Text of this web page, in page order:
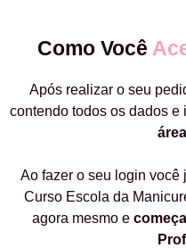
Como Você
Após realizar o seu
contendo todos os dados e
Ao fazer o seu login você
Curso Escola da
agora mesmo e